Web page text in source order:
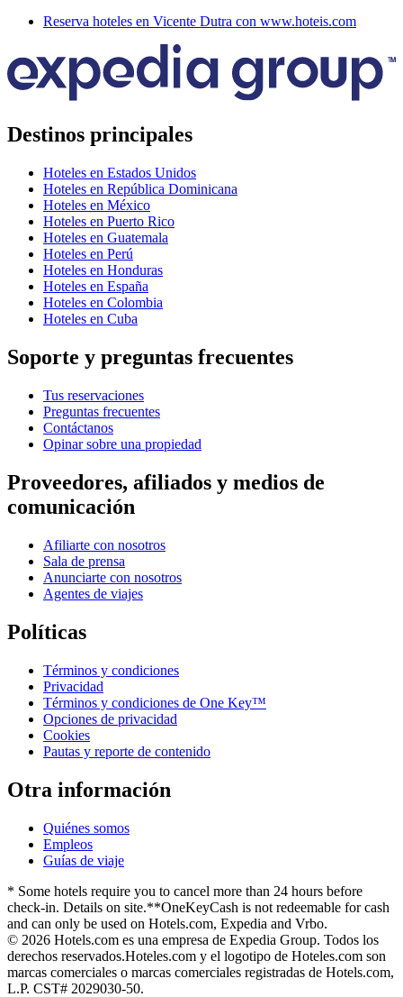
Reserva hoteles en Vicente Dutra con www.hoteis.com
Destinos principales
Hoteles en Estados Unidos
Hoteles en República Dominicana
Hoteles en México
Hoteles en Puerto Rico
Hoteles en Guatemala
Hoteles en Perú
Hoteles en Honduras
Hoteles en España
Hoteles en Colombia
Hoteles en Cuba
Soporte y preguntas frecuentes
Tus reservaciones
Preguntas frecuentes
Contáctanos
Opinar sobre una propiedad
Proveedores, afiliados y medios de
comunicación
Afiliarte con nosotros
Sala de prensa
Anunciarte con nosotros
Agentes de viajes
Políticas
Términos y condiciones
Privacidad
Términos y condiciones de One Key™
Opciones de privacidad
Cookies
Pautas y reporte de contenido
Otra información
Quiénes somos
Empleos
Guías de viaje
* Some hotels require you to cancel more than 24 hours before
check-in. Details on site.**OneKeyCash is not redeemable for cash
and can only be used on Hotels.com, Expedia and Vrbo.
© 2026 Hotels.com es una empresa de Expedia Group. Todos los
derechos reservados.Hoteles.com y el logotipo de Hoteles.com son
marcas comerciales o marcas comerciales registradas de Hotels.com,
L.P. CST# 2029030-50.